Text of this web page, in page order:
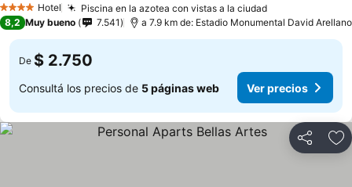
4 EstrellasHotel Piscina en la azotea con vistas a la ciudad
8,2 Muy bueno 7.541 a 7.9 km de: Estadio Monumental David Arellano
De $ 2.750
Consultá los precios de 5 páginas web Ver precios
Compartir